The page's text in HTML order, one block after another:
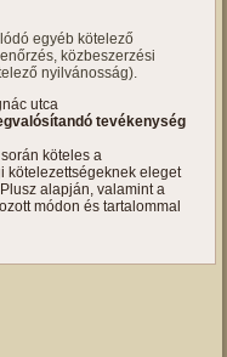
egyéb kötelező
közbeszerzési
nyilvánosság).
utca
tevékenység
köteles a
kötelezettségeknek eleget
alapján, valamint a
módon és tartalommal